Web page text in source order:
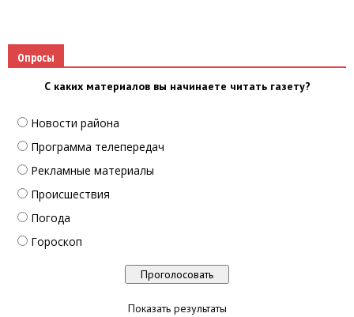
Опросы
С каких материалов вы начинаете читать газету?
Новости района
Программа телепередач
Рекламные материалы
Происшествия
Погода
Гороскоп
Показать результаты